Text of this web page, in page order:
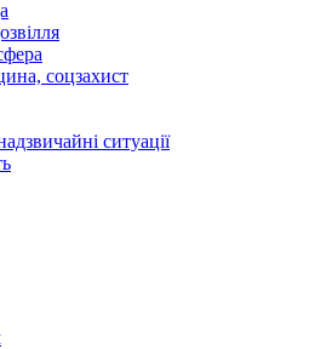
соцзахист
ситуації